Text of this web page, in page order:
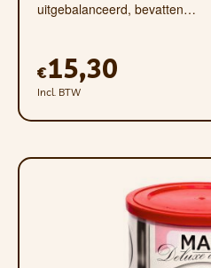
uitgebalanceerd, bevatten…
€15,30
Incl. BTW